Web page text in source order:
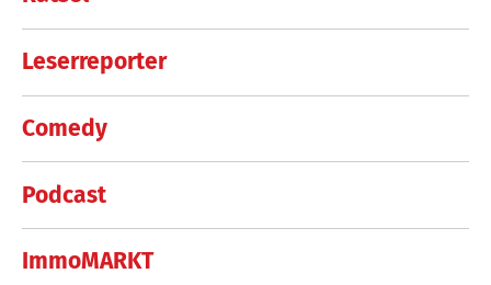
Leserreporter
Comedy
Podcast
ImmoMARKT